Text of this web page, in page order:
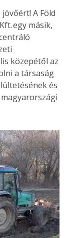
A Föld
egy másik,
közepétől az
a társaság
és